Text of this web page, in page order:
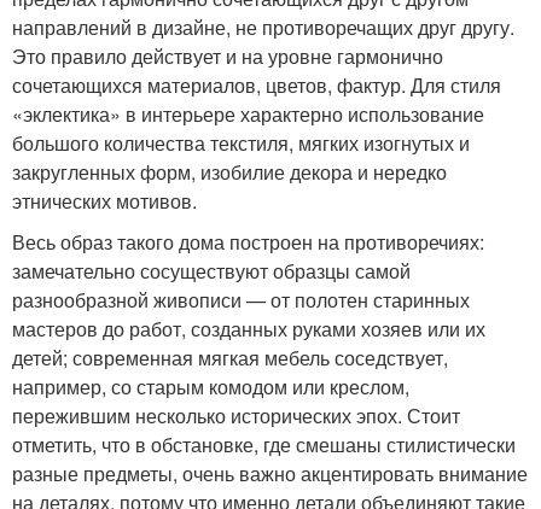
направлений в дизайне, не противоречащих друг другу.
Это правило действует и на уровне гармонично
сочетающихся материалов, цветов, фактур. Для стиля
«эклектика» в интерьере характерно использование
большого количества текстиля, мягких изогнутых и
закругленных форм, изобилие декора и нередко
этнических мотивов.
Весь образ такого дома построен на противоречиях:
замечательно сосуществуют образцы самой
разнообразной живописи — от полотен старинных
мастеров до работ, созданных руками хозяев или их
детей; современная мягкая мебель соседствует,
например, со старым комодом или креслом,
пережившим несколько исторических эпох. Стоит
отметить, что в обстановке, где смешаны стилистически
разные предметы, очень важно акцентировать внимание
на деталях, потому что именно детали объединяют такие